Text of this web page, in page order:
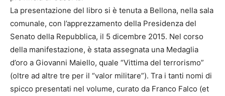
La presentazione del libro si è tenuta a Bellona, nella sala
comunale, con l’apprezzamento della Presidenza del
Senato della Repubblica, il 5 dicembre 2015. Nel corso
della manifestazione, è stata assegnata una Medaglia
d’oro a Giovanni Maiello, quale “Vittima del terrorismo”
(oltre ad altre tre per il “valor militare”). Tra i tanti nomi di
spicco presentati nel volume, curato da Franco Falco (et